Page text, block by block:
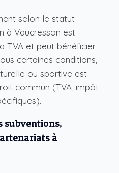
selon le statut
à Vaucresson est
TVA et peut bénéficier
certaines conditions,
ou sportive est
commun (TVA, impôt
subventions,
à